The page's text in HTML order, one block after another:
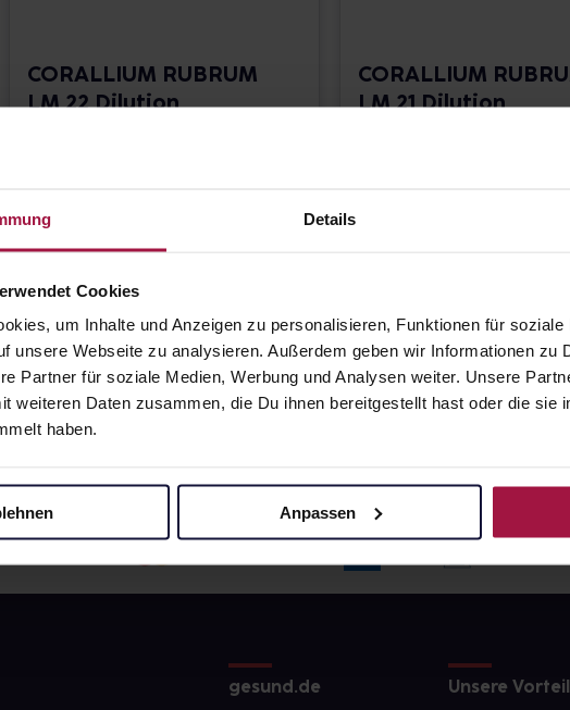
Details
Cookies
um Inhalte und Anzeigen zu personalisieren, Funktionen für
unsere Webseite zu analysieren. Außerdem geben wir Informationen zu
Partner für soziale Medien, Werbung und Analysen weiter. Unsere
weiteren Daten zusammen, die Du ihnen bereitgestellt hast oder die sie
haben.
Anpassen
CORALLIUM RUBRUM
LM 22 Dilution
17,66
CORALLIUM
LM 21 Dilution
gesund.de Unsere